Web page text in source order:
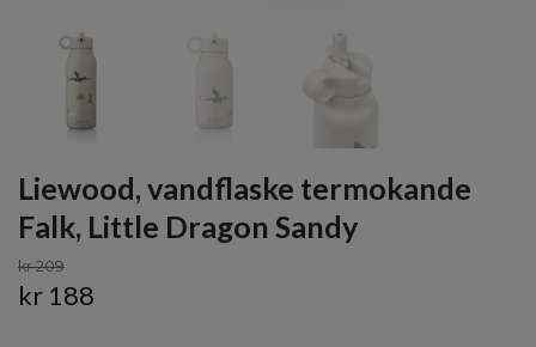
Liewood, vandflaske termokande
Falk, Little Dragon Sandy
kr 209
kr 188